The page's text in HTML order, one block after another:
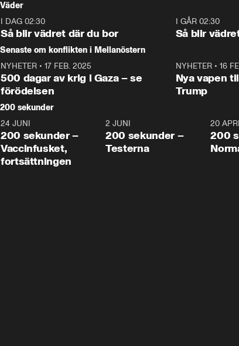
tonårsutvisningarna och hur
Moderaterna ska locka
väljare till valet i höst.
Väder
I DAG 02:30
Så blir vädret där du bor
I GÅR 02:30
Så blir
Senaste om konflikten i Mellanöstern
NYHETER • 17 FEB. 2025
500 dagar av krig i Gaza – se
förödelsen
NYHETER• 16
Nya vapen
Trump
200 sekunder
5:00
24 JUNI
200 sekunder –
Vaccinfusket,
fortsättningen
4:23
2 JUNI
200 sekunder –
Testerna
20
200